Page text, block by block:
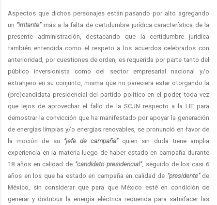
Aspectos que dichos personajes están pasando por alto agregando
un “irritante”más a la falta de certidumbre jurídica característica de la
presente administración, destacando que la certidumbre jurídica
también entendida como el respeto a los acuerdos celebrados con
anterioridad, por cuestiones de orden, es requerida por parte tanto del
público inversionista como del sector empresarial nacional y/o
extranjero en su conjunto, misma que no pareciera estar otorgando la
(pre)candidata presidencial del partido político en el poder, toda vez
que lejos de aprovechar el fallo de la SCJN respecto a la LIE para
demostrar la convicción que ha manifestado por apoyar la generación
de energías limpias y/o energías renovables, se pronunció en favor de
la moción de su “jefe de campaña” quien sin duda tiene amplia
experiencia en la materia luego de haber estado en campaña durante
18 años en calidad de “candidato presidencial”, seguido de los casi 6
años en los que ha estado en campaña en calidad de “presidente”de
México, sin considerar que para que México esté en condición de
generar y distribuir la energía eléctrica requerida para satisfacer las